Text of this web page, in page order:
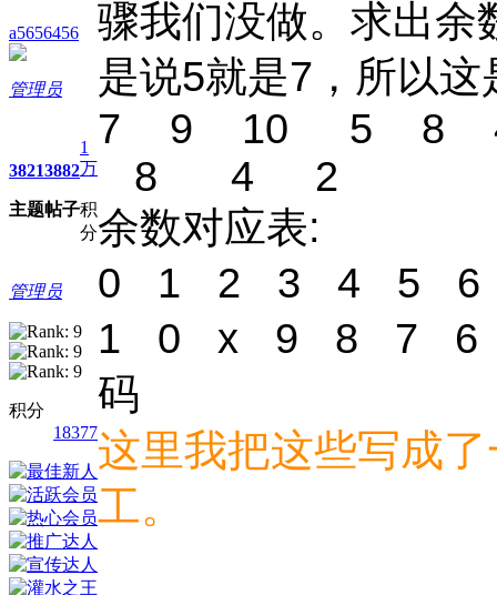
a5656456
管理员
3821
主题
3882
帖子
1
万
积
分
管理员
积分
18377
骤我们没做。求出余
是说5就是7，所以
7 9 10 5 8
8 4 2
余数对应表:
0 1 2 3 4 5 6
1 0 x 9 8 7 6
码
这里我把这些写成
工。